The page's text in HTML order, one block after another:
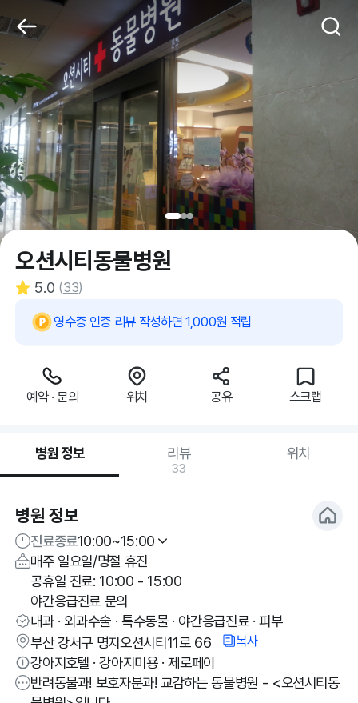
오션시티동물병원
5.0 (33)
영수증 인증 리뷰 작성하면 1,000원 적립
예약 · 문의 위치 공유 스크랩
병원 정보 리뷰
33
위치
병원 정보
진료종료10:00~15:00
매주 일요일/명절 휴진
공휴일 진료: 10:00 - 15:00
야간응급진료 문의
내과 · 외과수술 · 특수동물 · 야간응급진료 · 피부
부산 강서구 명지오션시티11로 66
복사
강아지호텔 · 강아지미용 · 제로페이
반려동물과! 보호자분과! 교감하는 동물병원 - <오션시티동